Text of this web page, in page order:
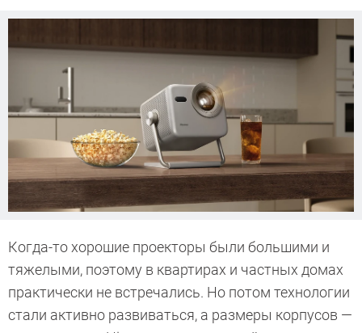
Когда-то хорошие проекторы были большими и
тяжелыми, поэтому в квартирах и частных домах
практически не встречались. Но потом технологии
стали активно развиваться, а размеры корпусов —